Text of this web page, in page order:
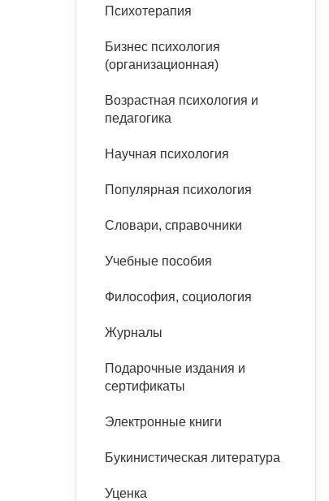
панические атаки
Психодрама
Сказкотерапия
психотерапии
Классический, эриксоновский
эргономика
Социальная психология
Психология развития
организационная психология
психоанализ
Психотерапия
Бизнес психология
(организационная)
Возрастная психология и
педагогика
Научная психология
Популярная психология
Словари, справочники
Учебные пособия
Философия, социология
Журналы
Подарочные издания и
сертификаты
Электронные книги
Букинистическая литература
Уценка